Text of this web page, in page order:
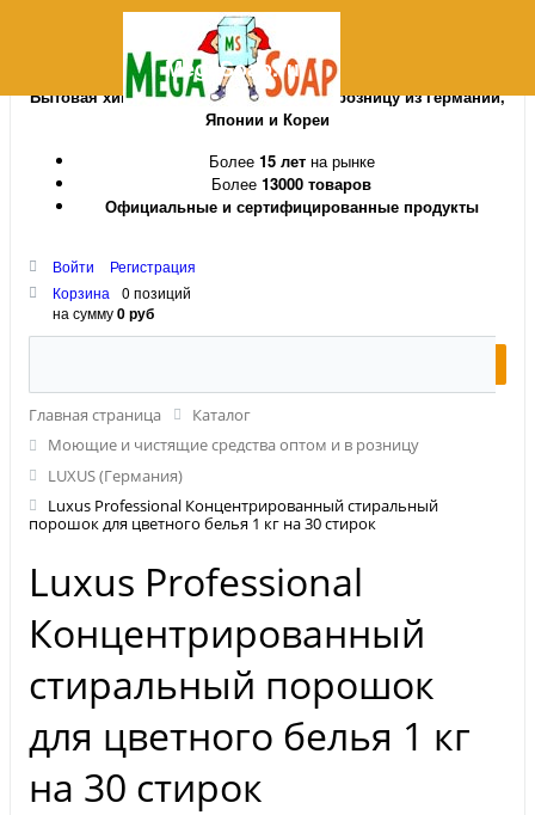
MegaSoap.ru
Бытовая химия и косметика оптом и в розницу из Германии,
Японии и Кореи
Более 15 летна рынке
Более 13000 товаров
Официальные и сертифицированные продукты
Войти
Регистрация
Корзина
0 позиций
на сумму0 руб
Главная страница
Каталог
Моющие и чистящие средства оптом и в розницу
LUXUS (Германия)
Luxus Professional Концентрированный стиральный
порошок для цветного белья 1 кг на 30 стирок
Luxus Professional
Концентрированный
стиральный порошок
для цветного белья 1 кг
на 30 стирок